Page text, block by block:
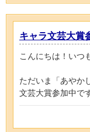
キャラ文芸大賞
こんにちは！いつ
ただいま「あやか
文芸大賞参加中で